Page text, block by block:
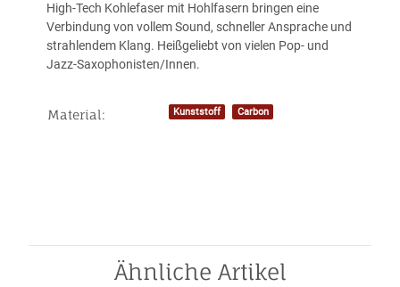
High-Tech Kohlefaser mit Hohlfasern bringen eine
Verbindung von vollem Sound, schneller Ansprache und
strahlendem Klang. Heißgeliebt von vielen Pop- und
Jazz-Saxophonisten/Innen.
Produkteigenschaft
Wert
Material: Kunststoff Carbon
Ähnliche Artikel